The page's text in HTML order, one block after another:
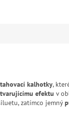
kalhotky,
efektu v
zatímco jemný